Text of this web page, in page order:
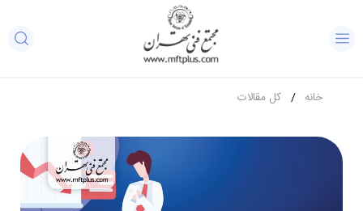
خانه کل مقالات